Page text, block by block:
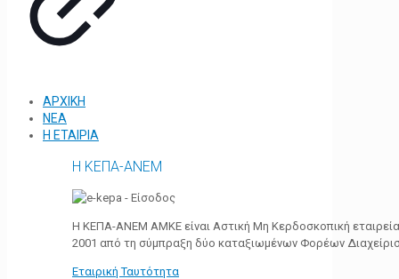
ΑΡΧΙΚΗ
ΝΕΑ
Η ΕΤΑΙΡΙΑ
Η ΚΕΠΑ-ΑΝΕΜ
Η ΚΕΠΑ-ΑΝΕΜ ΑΜΚΕ είναι Αστική Μη Κερδοσκοπική
2001 από τη σύμπραξη δύο καταξιωμένων Φορέων
Εταιρική Ταυτότητα